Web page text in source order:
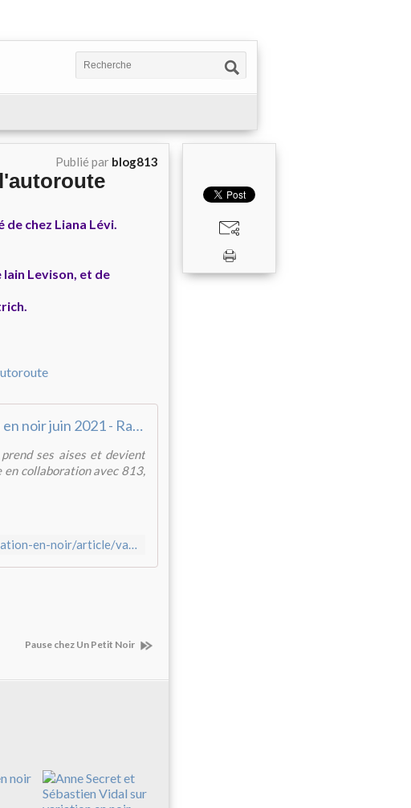
Publié par blog813
chez Liana Lévi.
Iain Levison, et de
Variation en noir juin 2021 - Radio PFM
ses aises et devient
en collaboration avec 813,
https://www.radiopfm.com/ecoute-des-emissions/variation-en-noir/article/variation-en-noir-juin-2021
Pause chez Un Petit Noir